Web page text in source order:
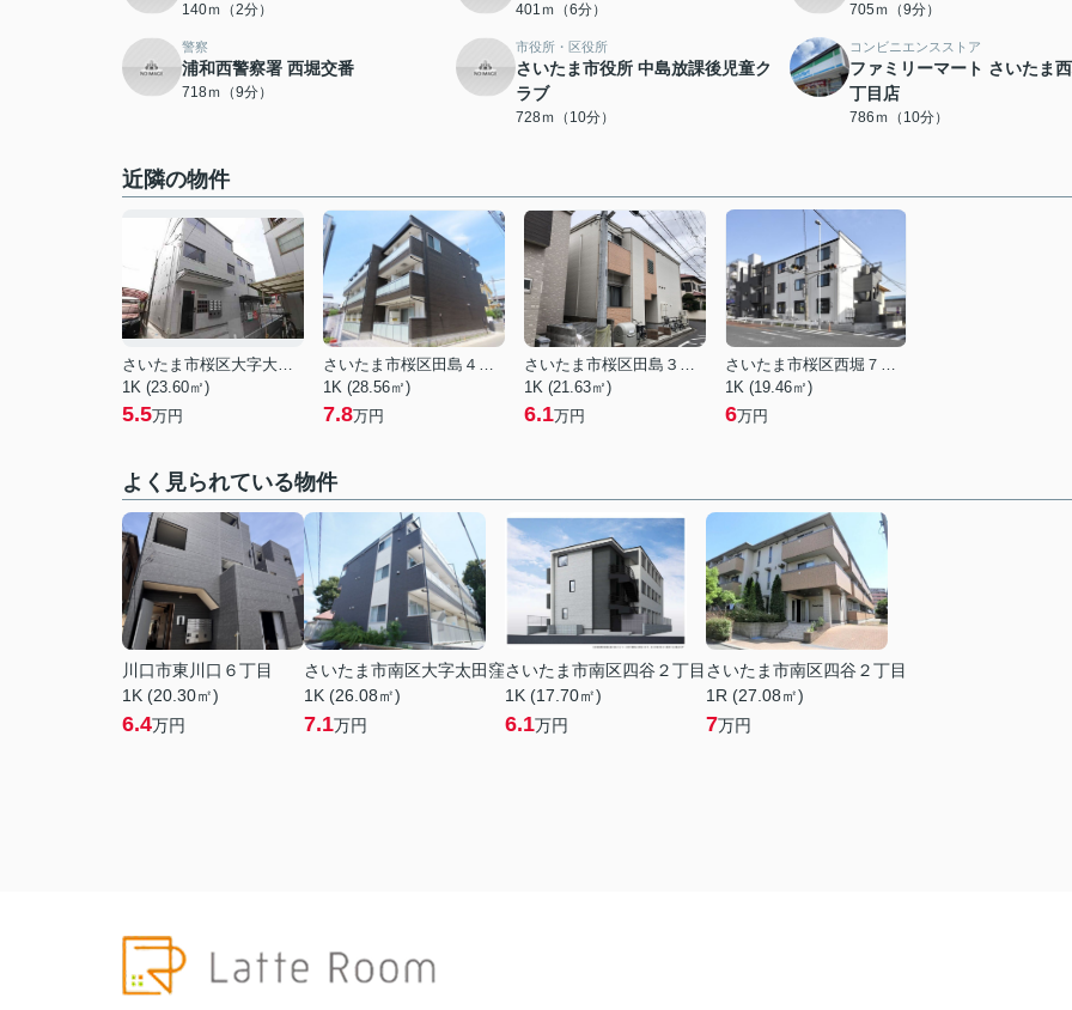
140ｍ（2分） 401ｍ（6分） 705ｍ（9分）
警察
浦和西警察署 西堀交番
718ｍ（9分）
市役所・区役所
さいたま市役所 中島放課後児童ク
ラブ
728ｍ（10分）
コンビニエンスストア
ファミリーマート さいたま
丁目店
786ｍ（10分）
近隣の物件
さいたま市桜区大字大久保領家
1K (23.60㎡)
5.5万円
さいたま市桜区田島４丁目
1K (28.56㎡)
7.8万円
さいたま市桜区田島３丁目
1K (21.63㎡)
6.1万円
さいたま市桜区西堀７丁目
1K (19.46㎡)
6万円
よく見られている物件
川口市東川口６丁目
1K (20.30㎡)
6.4万円
さいたま市南区大字太田窪
1K (26.08㎡)
7.1万円
さいたま市南区四谷２丁目
1K (17.70㎡)
6.1万円
さいたま市南区四谷２丁目
1R (27.08㎡)
7万円